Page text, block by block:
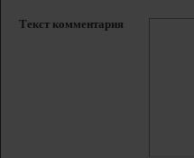
Текст комментария